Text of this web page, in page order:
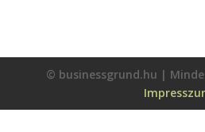
© businessgrund.hu |